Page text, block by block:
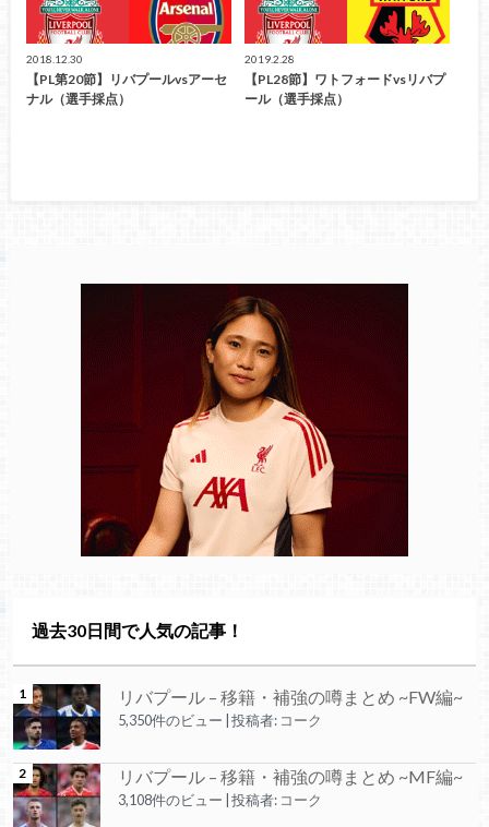
2018.12.30
【PL第20節】リバプールvsアーセ
ナル（選手採点）
2019.2.28
【PL28節】ワトフォードvsリバプ
ール（選手採点）
過去30日間で人気の記事！
リバプール – 移籍・補強の噂まとめ ~FW編~
5,350件のビュー 投稿者: コーク
リバプール – 移籍・補強の噂まとめ ~MF編~
3,108件のビュー 投稿者: コーク